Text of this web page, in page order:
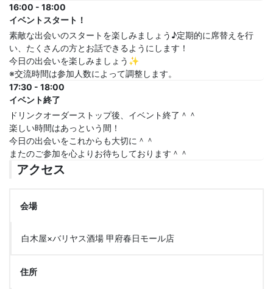
16:00 - 18:00
イベントスタート！
素敵な出会いのスタートを楽しみましょう♪定期的に席替えを行
い、たくさんの方とお話できるようにします！
今日の出会いを楽しみましょう✨
※交流時間は参加人数によって調整します。
17:30 - 18:00
イベント終了
ドリンクオーダーストップ後、イベント終了＾＾
楽しい時間はあっという間！
今日の出会いをこれからも大切に＾＾
またのご参加を心よりお待ちしております＾＾
アクセス
会場
白木屋×バリヤス酒場 甲府春日モール店
住所